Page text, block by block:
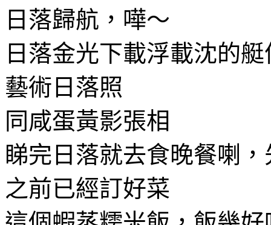
日落歸航，嘩～
日落金光下載浮載沈的艇
藝術日落照
同咸蛋黃影張相
睇完日落就去食晚餐喇
之前已經訂好菜